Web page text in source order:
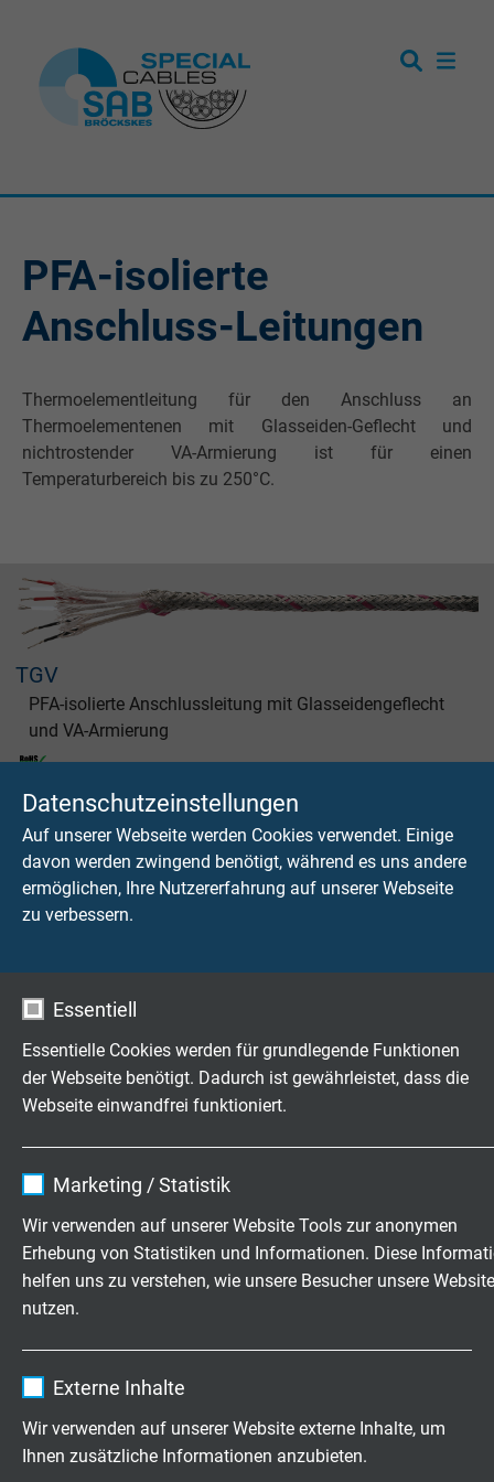
Datenschutzeinstellungen
Auf unserer Webseite werden Cookies verwendet. Einige
davon werden zwingend benötigt, während es uns andere
ermöglichen, Ihre Nutzererfahrung auf unserer Webseite
zu verbessern.
Essentiell
Essentielle Cookies werden für grundlegende Funktionen
der Webseite benötigt. Dadurch ist gewährleistet, dass die
Webseite einwandfrei funktioniert.
Laufzeit 1 Jahr
Marketing / Statistik
Wir verwenden auf unserer Website Tools zur anonymen
Erhebung von Statistiken und Informationen. Diese
helfen uns zu verstehen, wie unsere Besucher unsere Website
nutzen.
Laufzeit 2 Jahre
Externe Inhalte
Wir verwenden auf unserer Website externe Inhalte, um
Ihnen zusätzliche Informationen anzubieten.
PFA-isolierte
Anschluss-Leitungen
Thermoelementleitung für den Anschluss an
Thermoelementenen mit Glasseiden-Geflecht und
nichtrostender VA-Armierung ist für einen
Temperaturbereich bis zu 250°C.
TGV
PFA-isolierte Anschlussleitung mit Glasseidengeflecht
und VA-Armierung
Fragen zu unseren Produkten?
Hochflexible Kabel & Leitungen
exakt nach Ihren Wünschen
Familienbetrieb für Konstruktion und
Fertigung seit 1947
Jetzt unverbindliche Anfrage senden
+49 (0)2162 898-0
Mo.-Do. 7:30–16:30 Uhr
Fr. 7:30–13:30 Uhr
Wir über uns
Jobs & Karriere
Kontakt